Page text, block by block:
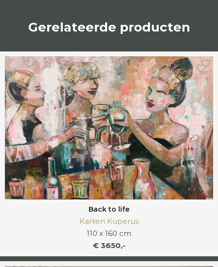
Gerelateerde producten
Back to life
Karlien Kuperus
110 x 160 cm
€ 3650,-